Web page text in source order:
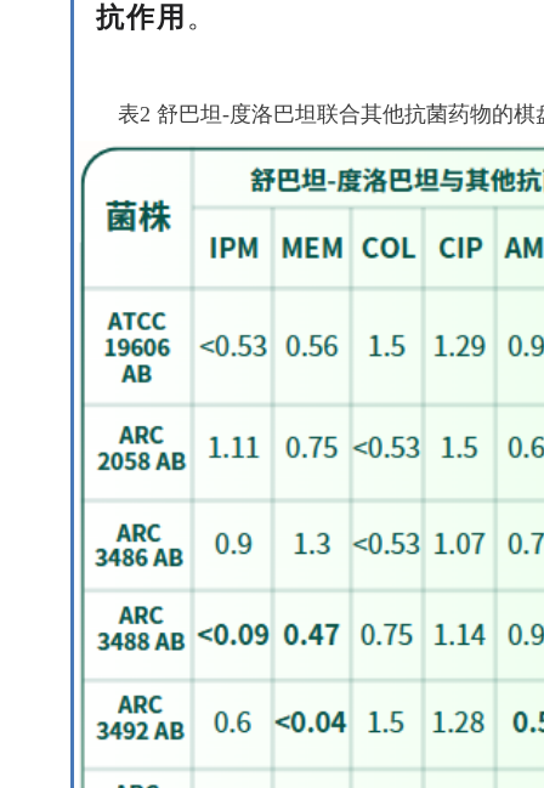
抗作用 。
表2 舒巴坦-度洛巴坦联合其他抗菌药物的